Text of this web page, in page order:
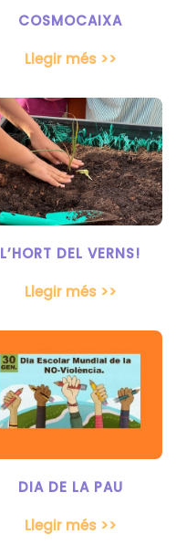
COSMOCAIXA
Llegir més >>
L’HORT DEL VERNS!
Llegir més >>
DIA DE LA PAU
Llegir més >>